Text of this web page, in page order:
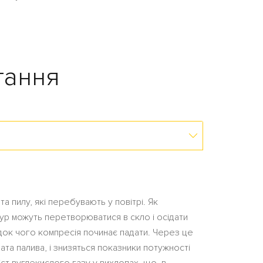
пилу, які перебувають у повітрі. Як
можуть перетворюватися в скло і осідати
чого компресія починає падати. Через це
палива, і знизяться показники потужності